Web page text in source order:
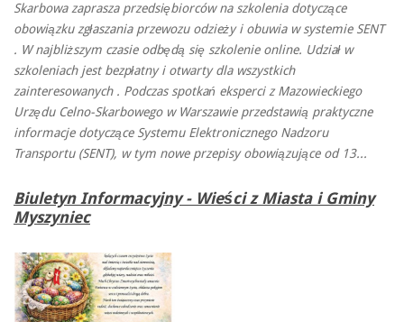
Skarbowa zaprasza przedsiębiorców na szkolenia dotyczące
obowiązku zgłaszania przewozu odzieży i obuwia w systemie SENT
. W najbliższym czasie odbędą się szkolenie online. Udział w
szkoleniach jest bezpłatny i otwarty dla wszystkich
zainteresowanych . Podczas spotkań eksperci z Mazowieckiego
Urzędu Celno-Skarbowego w Warszawie przedstawią praktyczne
informacje dotyczące Systemu Elektronicznego Nadzoru
Transportu (SENT), w tym nowe przepisy obowiązujące od 13...
Biuletyn Informacyjny - Wieści z Miasta i Gminy
Myszyniec